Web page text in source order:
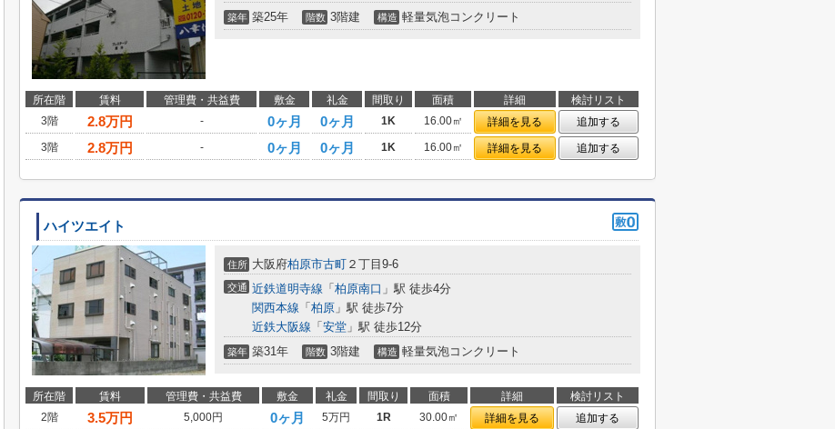
築年 築25年 階数 3階建 構造 軽量気泡コンクリート
所在階 賃料 管理費・共益費 敷金 礼金 間取り 面積 詳細
検討リスト
3階
2.8万円 - 0ヶ月 0ヶ月 1K 16.00㎡ 詳細を見る
追加する
3階
2.8万円 - 0ヶ月 0ヶ月 1K 16.00㎡ 詳細を見る 追加する
ハイツエイト
住所 大阪府柏原市古町 ２丁目9-6
交通 近鉄道明寺線 「 柏原南口 」駅 徒歩4分
関西本線 「 柏原 」駅 徒歩7分
近鉄大阪線 「 安堂 」駅 徒歩12分
築年 築31年 階数 3階建 構造 軽量気泡コンクリート
所在階 賃料 管理費・共益費 敷金 礼金 間取り 面積 詳細
検討リスト
2階
3.5万円 5,000円 0ヶ月 5万円 1R 30.00㎡ 詳細を見る
追加する